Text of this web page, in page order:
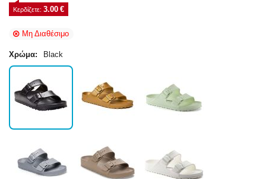
Κερδίζετε: 3.00 €
Μη Διαθέσιμο
Χρώμα: Black